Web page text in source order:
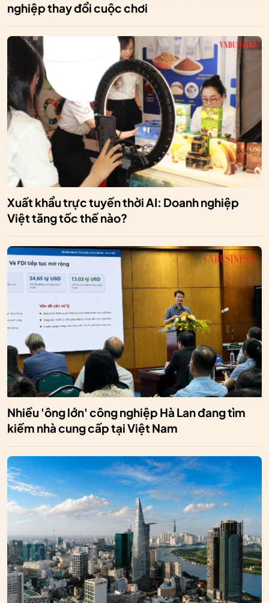
nghiệp thay đổi cuộc chơi
Xuất khẩu trực tuyến thời AI: Doanh nghiệp
Việt tăng tốc thế nào?
Nhiều 'ông lớn' công nghiệp Hà Lan đang tìm
kiếm nhà cung cấp tại Việt Nam